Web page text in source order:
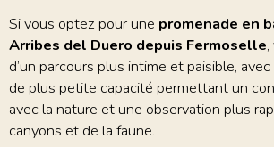
Si vous optez pour une promenade en
Arribes del Duero depuis Fermoselle
d’un parcours plus intime et paisible,
de plus petite capacité permettant un
avec la nature et une observation plus
canyons et de la faune.